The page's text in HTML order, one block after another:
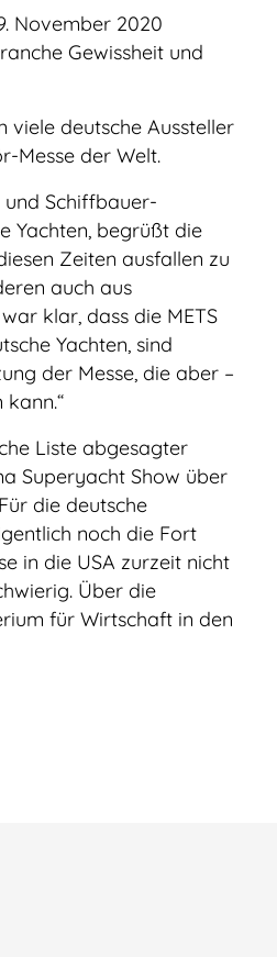
November 2020
Gewissheit und
deutsche Aussteller
Messe der Welt.
und Schiffbauer-
Yachten, begrüßt die
Zeiten ausfallen zu
auch aus
klar, dass die METS
Yachten, sind
der Messe, die aber –
Liste abgesagter
Superyacht Show über
die deutsche
noch die Fort
in die USA zurzeit nicht
Über die
für Wirtschaft in den